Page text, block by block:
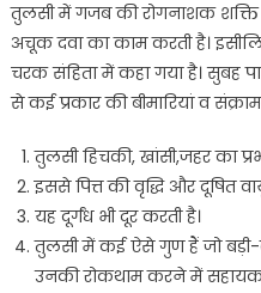
तुलसी में गजब की रोगनाशक शक्ति
अचूक दवा का काम करती है।
चरक संहिता में कहा गया है। सुबह
से कई प्रकार की बीमारियां व
तुलसी हिचकी, खांसी,जहर का
इससे पित्त की वृद्धि और दूषित
यह दूर्गंध भी दूर करती है।
तुलसी में कई ऐसे गुण हैं जो बड़ी-
उनकी रोकथाम करने में सहायक